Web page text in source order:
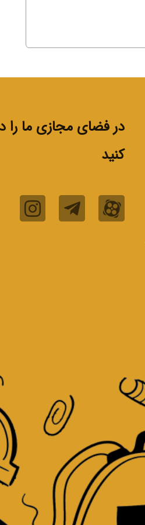
در فضای مجازی ما را
کنید